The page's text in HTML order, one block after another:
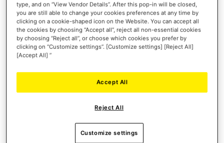
Em dispositivos móveis Android, com Google Chrome e Talkback
Em computadores macOS, com Safari e VoiceOver
Em computadores Windows, com Firefox e JAWS
Ferramentas utilizadas para avaliar a
acessibilidade
Validador W3C HTML
type, and on “View Vendor Details”. After this pop-in will be closed,
you are still able to change your cookies preferences at any time by
clicking on a cookie-shaped icon on the Website. You can accept all
the cookies by choosing “Accept all”, reject all non-essential cookies
by choosing “Reject all”, or choose which cookies you prefer by
clicking on “Customize settings”. [Customize settings] [Reject All]
[Accept All] ”
Reject All
Accept All
Customize settings